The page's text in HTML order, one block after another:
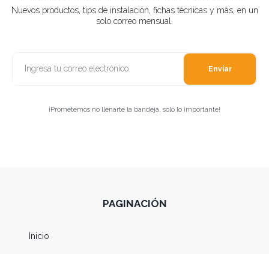
Nuevos productos, tips de instalación, fichas técnicas y más, en un
solo correo mensual.
Enviar
¡Prometemos no llenarte la bandeja, solo lo importante!
PAGINACIÓN
Inicio